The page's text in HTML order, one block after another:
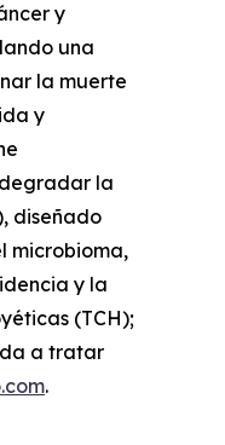
y
una
la muerte
y
la
diseñado
microbioma,
y la
(TCH);
a tratar
.